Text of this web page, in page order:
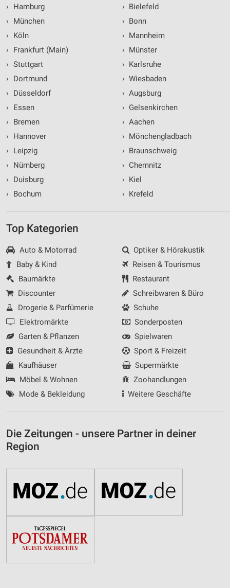
›
Hamburg
›
München
›
Köln
›
Frankfurt (Main)
› Stuttgart
›
Dortmund
›
Düsseldorf
›
Essen
›
Bremen
›
Hannover
›
Leipzig
›
Nürnberg
›
Duisburg
›
Bochum
› Bielefeld
› Bonn
› Mannheim
› Münster
› Karlsruhe
› Wiesbaden
› Augsburg
› Gelsenkirchen
› Aachen
› Mönchengladbach
› Braunschweig
› Chemnitz
› Kiel
› Krefeld
Top Kategorien
Auto & Motorrad
Baby & Kind
Baumärkte
Discounter
Drogerie & Parfümerie
Elektromärkte
Garten & Pflanzen
Gesundheit & Ärzte
Kaufhäuser
Möbel & Wohnen
Mode & Bekleidung
Optiker & Hörakustik
Reisen & Tourismus
Restaurant
Schreibwaren & Büro
Schuhe
Sonderposten
Spielwaren
Sport & Freizeit
Supermärkte
Zoohandlungen
Weitere Geschäfte
Die Zeitungen - unsere Partner in deiner
Region